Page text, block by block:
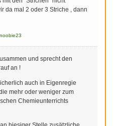
da mal 2 oder 3 Striche , dann
noobie23
und sprecht den
an !
auch in Eigenregie
mehr oder weniger zum
Chemieunterrichts